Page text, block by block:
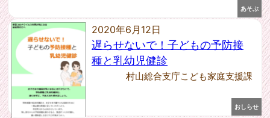
2018年4月 [1]
2018年2月 [1]
2017年11月 [1]
2017年10月 [1]
2017年1月 [1]
2016年12月 [1]
2015年3月 [4]
あそぶ
おしらせ
2020年6月12日
遅らせないで！子どもの予防接
種と乳幼児健診
村山総合支庁こども家庭支援課